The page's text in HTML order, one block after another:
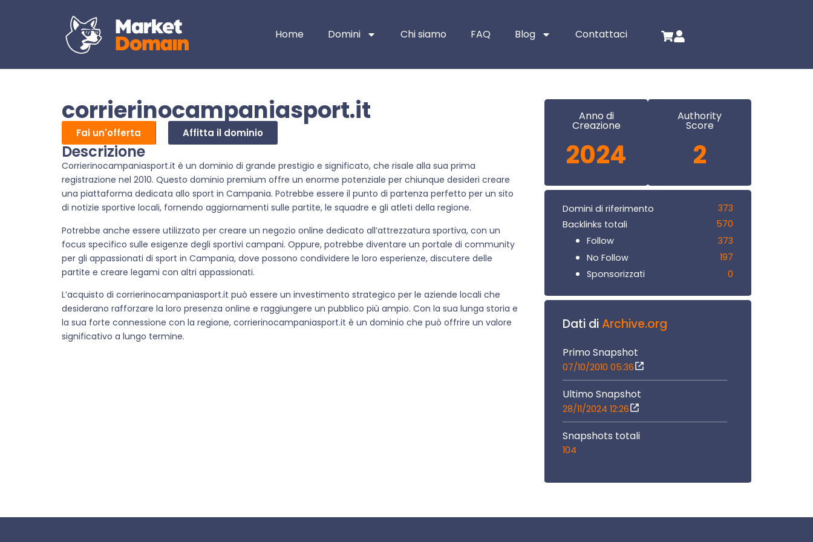
Home Domini Chi siamo FAQ Blog Contattaci
corrierinocampaniasport.it
Fai un'offerta Affitta il dominio
Descrizione
Corrierinocampaniasport.it è un dominio di grande prestigio e significato, che risale alla sua prima
registrazione nel 2010. Questo dominio premium offre un enorme potenziale per chiunque desideri creare
una piattaforma dedicata allo sport in Campania. Potrebbe essere il punto di partenza perfetto per un sito
di notizie sportive locali, fornendo aggiornamenti sulle partite, le squadre e gli atleti della regione.
Potrebbe anche essere utilizzato per creare un negozio online dedicato all’attrezzatura sportiva, con un
focus specifico sulle esigenze degli sportivi campani. Oppure, potrebbe diventare un portale di community
per gli appassionati di sport in Campania, dove possono condividere le loro esperienze, discutere delle
partite e creare legami con altri appassionati.
L’acquisto di corrierinocampaniasport.it può essere un investimento strategico per le aziende locali che
desiderano rafforzare la loro presenza online e raggiungere un pubblico più ampio. Con la sua lunga storia e
la sua forte connessione con la regione, corrierinocampaniasport.it è un dominio che può offrire un valore
significativo a lungo termine.
Anno di
Creazione
2024
Authority
Score
2
Domini di riferimento
373
Backlinks totali
570
Follow
373
No Follow
197
Sponsorizzati
0
Dati diArchive.org
Primo Snapshot
07/10/2010 05:36
Ultimo Snapshot
28/11/2024 12:26
Snapshots totali
104